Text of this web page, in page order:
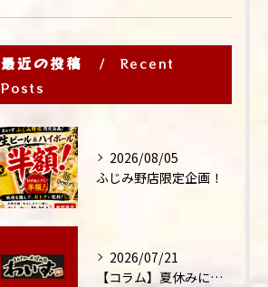
最近の投稿
Recent
Posts
2026/08/05
ふじみ野店限定企画！
2026/07/21
【コラム】夏休みに家族外食が増える理由